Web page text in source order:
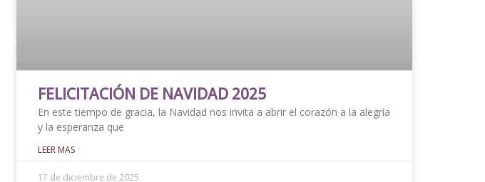
FELICITACIÓN DE NAVIDAD 2025
En este tiempo de gracia, la Navidad nos invita a abrir el corazón a la alegría
y la esperanza que
LEER MAS
17 de diciembre de 2025